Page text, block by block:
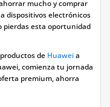
mucho y comprar
dispositivos electrónicos
pierdas esta oportunidad
de Huaweia
comienza tu jornada
premium, ahorra